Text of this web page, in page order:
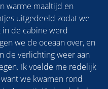
warme maaltijd en
uitgedeeld zodat we
de cabine werd
we de oceaan over, en
de verlichting weer aan
Ik voelde me redelijk
we kwamen rond